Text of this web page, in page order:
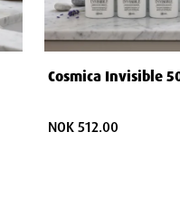
Cosmica Invisible
NOK 512.00